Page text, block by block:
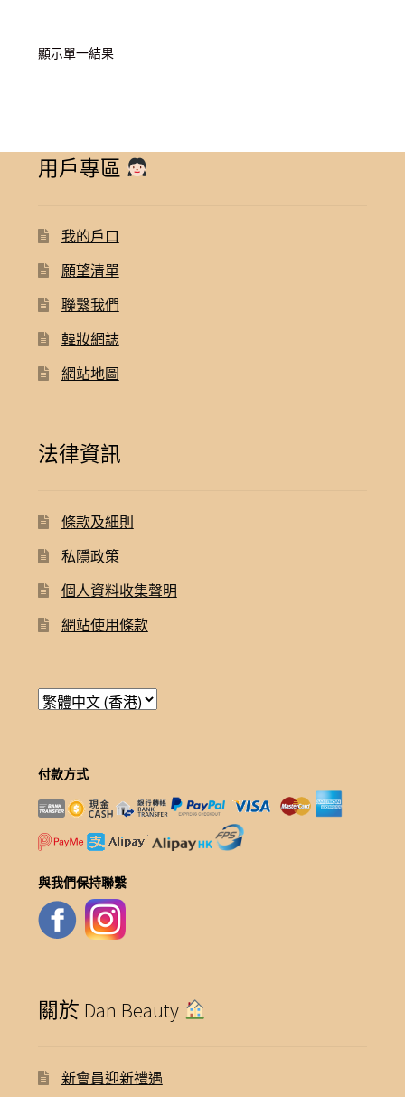
顯示單一結果
用戶專區
我的戶口
願望清單
聯繫我們
韓妝網誌
網站地圖
法律資訊
條款及細則
私隱政策
個人資料收集聲明
網站使用條款
付款方式
與我們保持聯繫
關於 Dan Beauty
新會員迎新禮遇